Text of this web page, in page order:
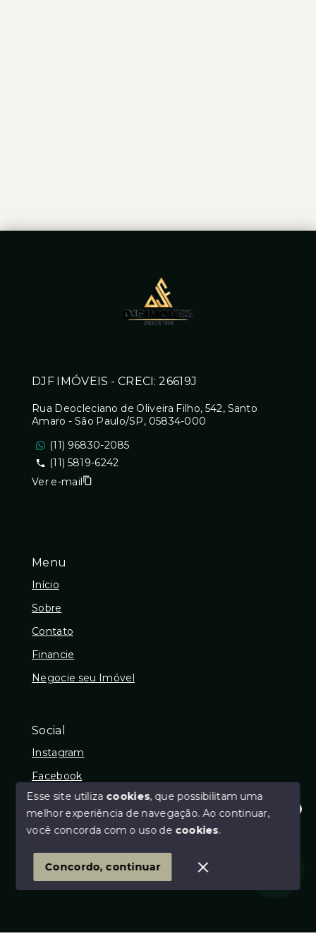
Olá! Estamos disponíveis para te ajudar.
Menu
Início
Sobre
Contato
Financie
Negocie seu Imóvel
Social
Instagram
Facebook
© Copyright 2026 - DJF IMÓVEIS - CRECI: 26619J -
SITE PARA IMOBILIARIA
DJF IMÓVEIS - CRECI: 26619J
Rua Deocleciano de Oliveira Filho, 542, Santo
Amaro - São Paulo/SP, 05834-000
(11) 96830-2085
(11) 5819-6242
Ver e-mail
Esse site utiliza cookies, que possibilitam uma
melhor experiência de navegação.Ao continuar,
você concorda com o uso de cookies.
Concordo, continuar